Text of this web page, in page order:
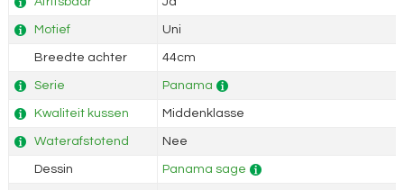
Motief Uni
Breedte achter 44cm
Serie Panama
Kwaliteit kussen Middenklasse
Waterafstotend Nee
Dessin Panama sage